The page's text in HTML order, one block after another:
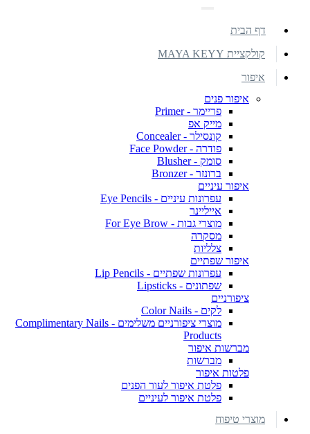
דף הבית
קולקציית MAYA KEYY
איפור
איפור פנים
פריימר - Primer
מייק אפ
קונסילר - Concealer
פודרה - Face Powder
סומק - Blusher
ברונזר - Bronzer
איפור עיניים
עפרונות עיניים - Eye Pencils
אייליינר
מוצרי גבות - For Eye Brow
מסקרה
צלליות
איפור שפתיים
עפרונות שפתיים - Lip Pencils
שפתונים - Lipsticks
ציפורניים
לקים - Color Nails
מוצרי ציפורניים משלימים - Complimentary Nails
Products
מברשות איפור
מברשות
פלטות איפור
פלטת איפור לעור הפנים
פלטת איפור לעיניים
מוצרי טיפוח